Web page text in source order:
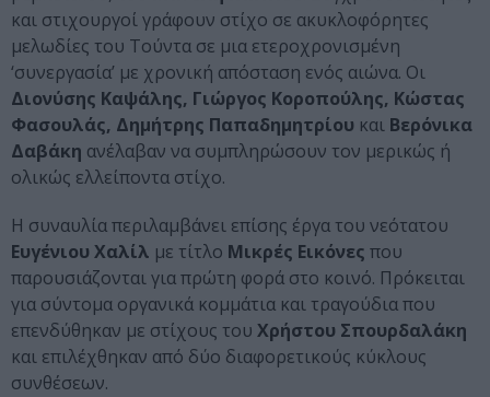
και στιχουργοί γράφουν στίχο σε ακυκλοφόρητες
μελωδίες του Τούντα σε μια ετεροχρονισμένη
‘συνεργασία’ με χρονική απόσταση ενός αιώνα. Οι
Διονύσης Καψάλης, Γιώργος Κοροπούλης, Κώστας
Φασουλάς, Δημήτρης Παπαδημητρίου και Βερόνικα
Δαβάκη ανέλαβαν να συμπληρώσουν τον μερικώς ή
ολικώς ελλείποντα στίχο.
Η συναυλία περιλαμβάνει επίσης έργα του νεότατου
Ευγένιου Χαλίλ με τίτλο Μικρές Εικόνες που
παρουσιάζονται για πρώτη φορά στο κοινό. Πρόκειται
για σύντομα οργανικά κομμάτια και τραγούδια που
επενδύθηκαν με στίχους του Χρήστου Σπουρδαλάκη
και επιλέχθηκαν από δύο διαφορετικούς κύκλους
συνθέσεων.